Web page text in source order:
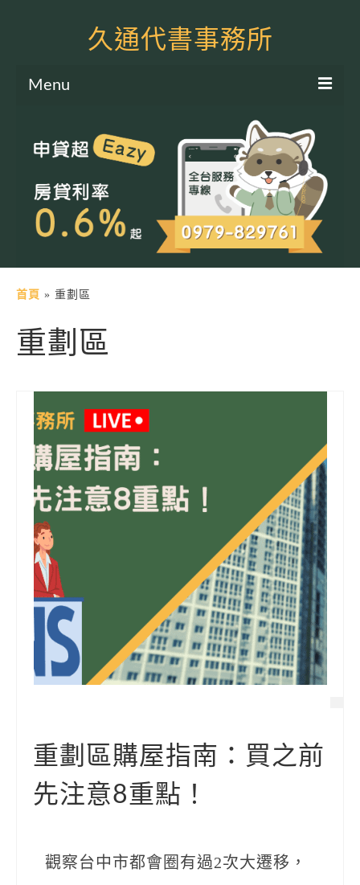
久通代書事務所
Menu
土地二胎申貸
房屋二胎申貸
軍公教貸款
土地貸款
房屋貸款
信用貸款
代書貸款
精選知識
銀行貸款
其他貸款
久通專欄
生活理財
房產Q&A
首頁 » 重劃區
重劃區
重劃區購屋指南：買之前
先注意8重點！
觀察台中市都會圈有過2次大遷移，